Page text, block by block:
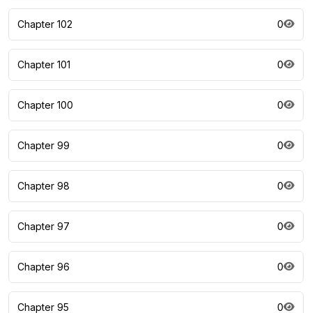
Chapter 102 0
Chapter 101 0
Chapter 100 0
Chapter 99 0
Chapter 98 0
Chapter 97 0
Chapter 96 0
Chapter 95 0